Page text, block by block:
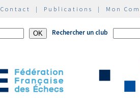
Contact | Publications | Mon
Rechercher un club